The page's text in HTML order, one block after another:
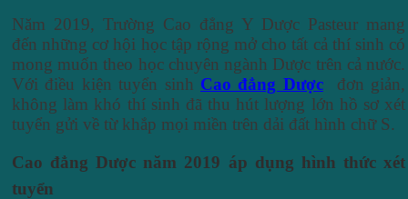
Năm 2019, Trường Cao đẳng Y Dược Pasteur mang
đến những cơ hội học tập rộng mở cho tất cả thí sinh có
mong muốn theo học chuyên ngành Dược trên cả nước.
Với điều kiện tuyển sinh Cao đẳng Dượcđơn giản,
không làm khó thí sinh đã thu hút lượng lớn hồ sơ xét
tuyển gửi về từ khắp mọi miền trên dải đất hình chữ S.
Cao đẳng Dược năm 2019 áp dụng hình thức xét
tuyển